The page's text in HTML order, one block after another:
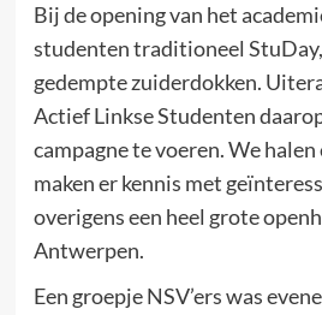
Bij de opening van het
studenten traditioneel
gedempte zuiderdokken.
Actief Linkse Studenten
campagne te voeren. We halen
maken er kennis met
overigens een heel grote
Antwerpen.
Een groepje NSV’ers was